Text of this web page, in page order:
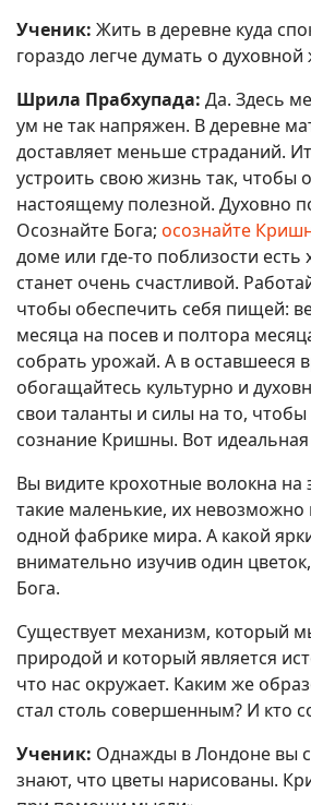
Ученик: Жить в деревне куда
гораздо легче думать о
Шрила Прабхупада: Да. Здесь
ум не так напряжен. В деревне
доставляет меньше страданий.
устроить свою жизнь так, чтобы
настоящему полезной. Духовно
Осознайте Бога; осознайте
доме или где-то поблизости
станет очень счастливой.
чтобы обеспечить себя пищей:
месяца на посев и полтора
собрать урожай. А в оставшееся
обогащайтесь культурно и
свои таланты и силы на то, чтобы
сознание Кришны. Вот
Вы видите крохотные волокна на
такие маленькие, их невозможно
одной фабрике мира. А какой
внимательно изучив один
Бога.
Существует механизм, который
природой и который является
что нас окружает. Каким же
стал столь совершенным? И кто
Ученик: Однажды в Лондоне вы
знают, что цветы нарисованы.